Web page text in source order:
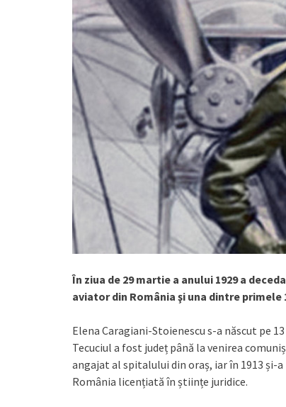
În ziua de 29 martie a anului 1929 a
aviator din România şi una dintre primele
Elena Caragiani-Stoienescu s-a născut pe
Tecuciul a fost județ până la venirea
angajat al spitalului din oraș, iar în 1913 și-
România licențiată în științe juridice.